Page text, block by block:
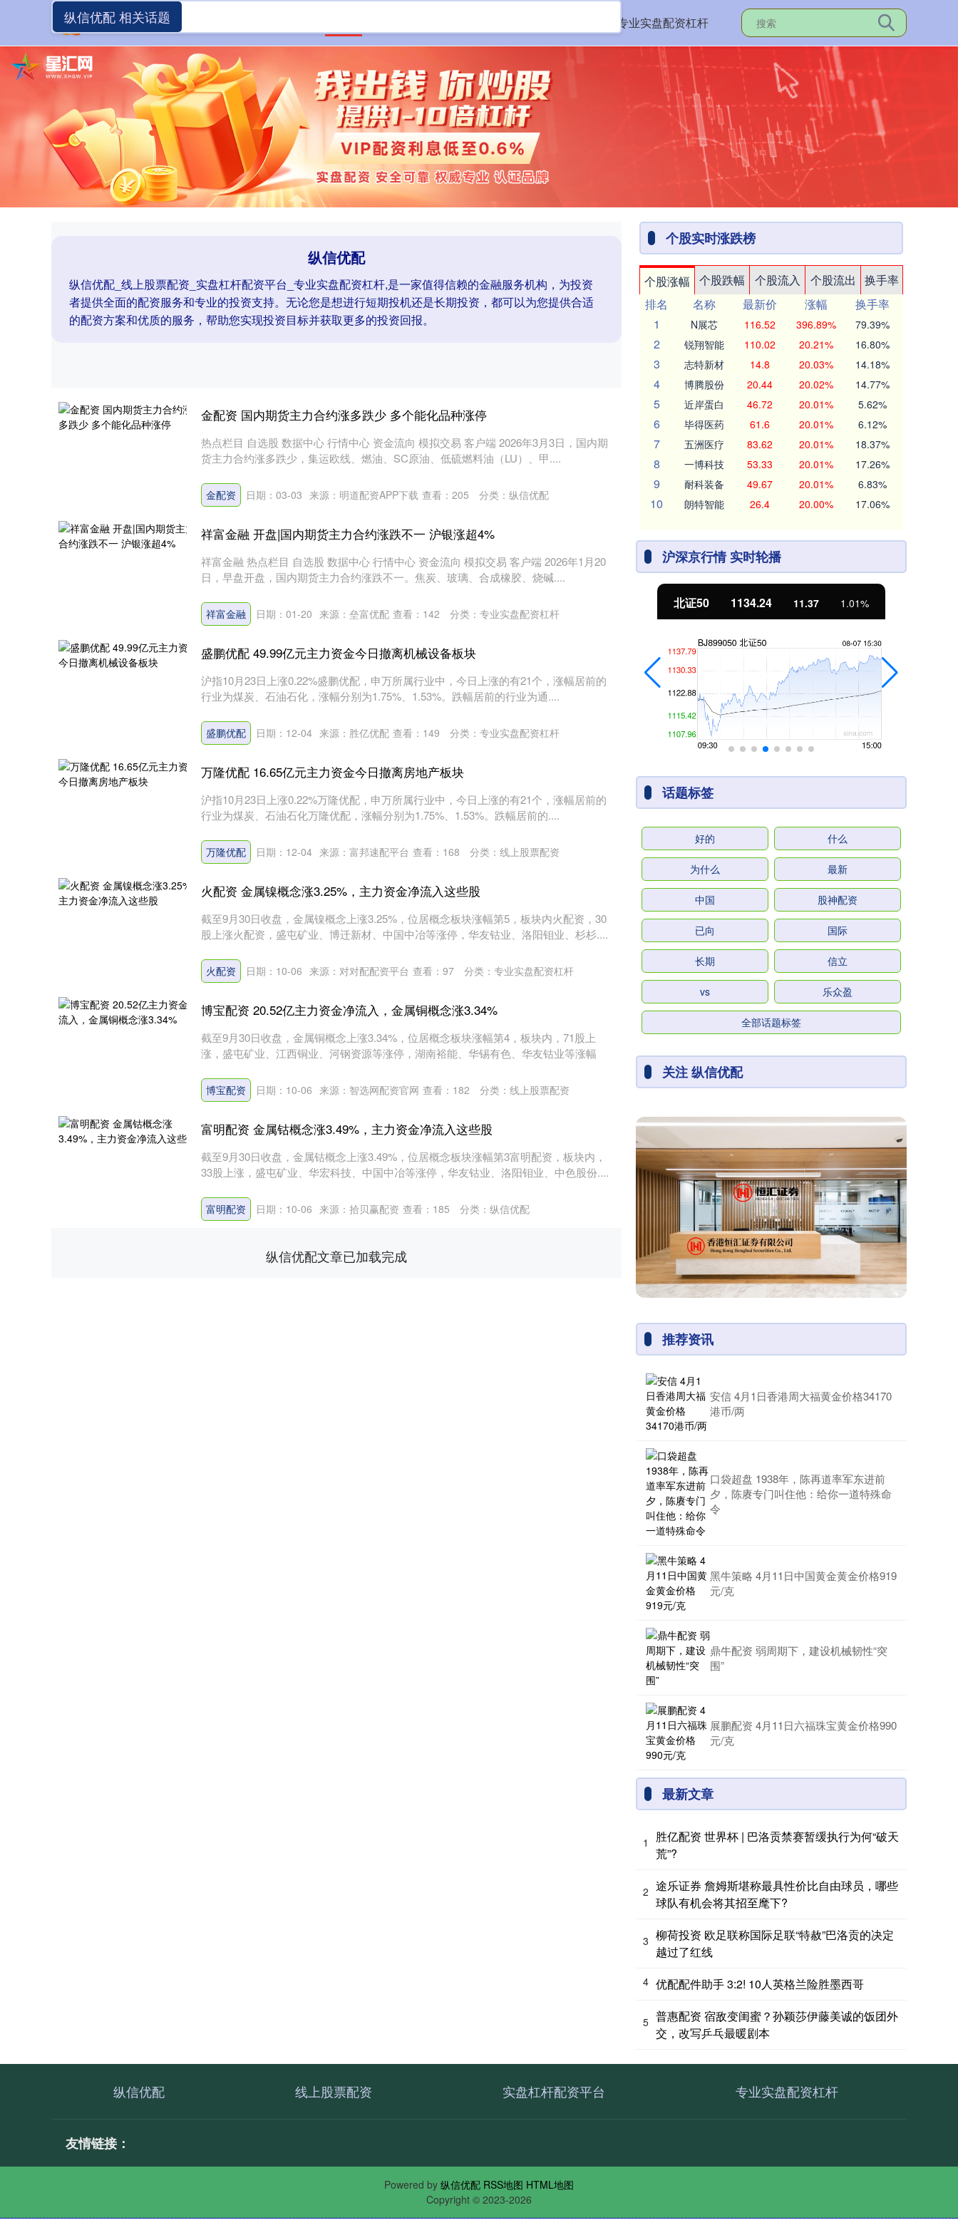
专业实盘配资杠杆
纵信优配
纵信优配_线上股票配资_实盘杠杆配资平台_专业实盘配资杠杆,是一家值得信赖的金融服务机构，为投资
者提供全面的配资服务和专业的投资支持。无论您是想进行短期投机还是长期投资，都可以为您提供合适
的配资方案和优质的服务，帮助您实现投资目标并获取更多的投资回报。
纵信优配 相关话题
金配资 国内期货主力合约涨多跌少 多个能化品种涨停
热点栏目 自选股 数据中心 行情中心 资金流向 模拟交易 客户端 2026年3月3日，国内期
货主力合约涨多跌少，集运欧线、燃油、SC原油、低硫燃料油（LU）、甲....
金配资 日期：03-03 来源：明道配资APP下载 查看： 205 分类： 纵信优配
祥富金融 开盘|国内期货主力合约涨跌不一 沪银涨超4%
祥富金融 热点栏目 自选股 数据中心 行情中心 资金流向 模拟交易 客户端 2026年1月20
日，早盘开盘，国内期货主力合约涨跌不一。焦炭、玻璃、合成橡胶、烧碱....
祥富金融 日期：01-20 来源：垒富优配 查看： 142 分类： 专业实盘配资杠杆
盛鹏优配 49.99亿元主力资金今日撤离机械设备板块
沪指10月23日上涨0.22%盛鹏优配，申万所属行业中，今日上涨的有21个，涨幅居前的
行业为煤炭、石油石化，涨幅分别为1.75%、1.53%。跌幅居前的行业为通....
盛鹏优配 日期：12-04 来源：胜亿优配 查看： 149 分类： 专业实盘配资杠杆
万隆优配 16.65亿元主力资金今日撤离房地产板块
沪指10月23日上涨0.22%万隆优配，申万所属行业中，今日上涨的有21个，涨幅居前的
行业为煤炭、石油石化万隆优配，涨幅分别为1.75%、1.53%。跌幅居前的....
万隆优配 日期：12-04 来源：富邦速配平台 查看： 168 分类： 线上股票配资
火配资 金属镍概念涨3.25%，主力资金净流入这些股
截至9月30日收盘，金属镍概念上涨3.25%，位居概念板块涨幅第5，板块内火配资，30
股上涨火配资，盛屯矿业、博迁新材、中国中冶等涨停，华友钴业、洛阳钼业、杉杉....
火配资 日期：10-06 来源：对对配配资平台 查看： 97 分类： 专业实盘配资杠杆
博宝配资 20.52亿主力资金净流入，金属铜概念涨3.34%
截至9月30日收盘，金属铜概念上涨3.34%，位居概念板块涨幅第4，板块内，71股上
涨，盛屯矿业、江西铜业、河钢资源等涨停，湖南裕能、华锡有色、华友钴业等涨幅
博宝配资 日期：10-06 来源：智选网配资官网 查看： 182 分类： 线上股票配资
富明配资 金属钴概念涨3.49%，主力资金净流入这些股
截至9月30日收盘，金属钴概念上涨3.49%，位居概念板块涨幅第3富明配资，板块内，
33股上涨，盛屯矿业、华宏科技、中国中冶等涨停，华友钴业、洛阳钼业、中色股份....
富明配资 日期：10-06 来源：拾贝赢配资 查看： 185 分类： 纵信优配
纵信优配文章已加载完成
个股实时涨跌榜
个股涨幅 个股跌幅 个股流入 个股流出
换手率
排名
名称 最新价 涨幅
换手率
1
N展芯 116.52 396.89% 79.39%
2 锐翔智能 110.02 20.21% 16.80%
3 志特新材 14.8 20.03% 14.18%
4 博腾股份 20.44 20.02% 14.77%
5 近岸蛋白 46.72 20.01% 5.62%
6 毕得医药 61.6 20.01% 6.12%
7 五洲医疗 83.62 20.01% 18.37%
8 一博科技 53.33 20.01% 17.26%
9 耐科装备 49.67 20.01% 6.83%
10 朗特智能 26.4 20.00% 17.06%
沪深京行情 实时轮播
14311.01 北证50 1134.24 11.37 1.01%
话题标签
好的 什么
为什么 最新
中国 股神配资
已向 国际
长期 信立
vs 乐众盈
全部话题标签
关注 纵信优配
推荐资讯
安信 4月1日香港周大福黄金价格34170
港币/两
口袋超盘 1938年，陈再道率军东进前
夕，陈赓专门叫住他：给你一道特殊命
令
黑牛策略 4月11日中国黄金黄金价格919
元/克
鼎牛配资 弱周期下，建设机械韧性“突
围”
展鹏配资 4月11日六福珠宝黄金价格990
元/克
最新文章
1
胜亿配资 世界杯 | 巴洛贡禁赛暂缓执行为何“破天
荒”?
2 途乐证券 詹姆斯堪称最具性价比自由球员，哪些
球队有机会将其招至麾下?
3 柳荷投资 欧足联称国际足联“特赦”巴洛贡的决定
越过了红线
4 优配配件助手 3:2! 10人英格兰险胜墨西哥
5 普惠配资 宿敌变闺蜜？孙颖莎伊藤美诚的饭团外
交，改写乒乓最暖剧本
纵信优配 线上股票配资 实盘杠杆配资平台 专业实盘配资杠杆
友情链接：
Powered by 纵信优配 RSS地图 HTML地图
Copyright © 2023-2026